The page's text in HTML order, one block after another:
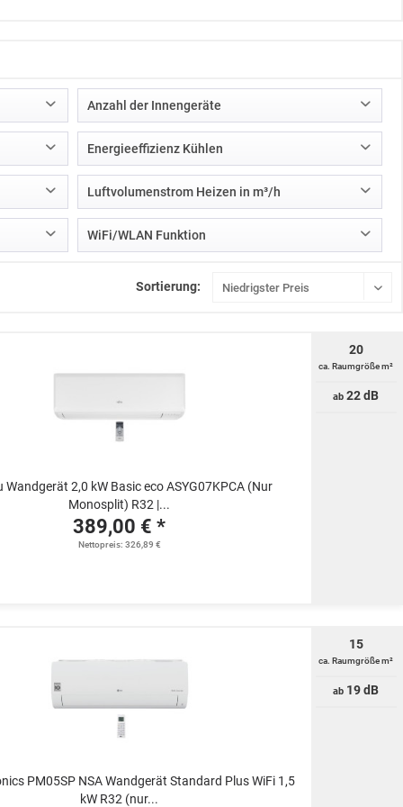
Anzahl der Innengeräte
1
Energieeffizienz Kühlen
A
Luftvolumenstrom Heizen in m³/h
324/432/618/732
980
WiFi/WLAN Funktion
Sortierung:
Wandgerät 2,0 kW Basic eco ASYG07KPCA (Nur
Monosplit) R32 |...
389,00 € *
Nettopreis: 326,89 €
20
ca. Raumgröße m²
ab 22 dB
PM05SP NSA Wandgerät Standard Plus WiFi 1,5
kW R32 (nur...
15
ca. Raumgröße m²
ab 19 dB